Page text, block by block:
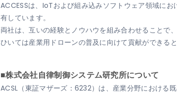
ACCESSは、IoTおよび組み込みソフトウェア領域に
有しています。
両社は、互いの経験とノウハウを組み合わせることで
ひいては産業用ドローンの普及に向けて貢献ができる
■株式会社自律制御システム研究所について
ACSL（東証マザーズ：6232）は、産業分野における